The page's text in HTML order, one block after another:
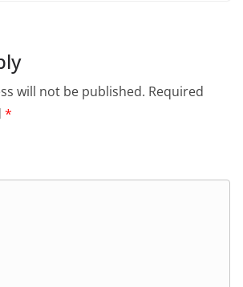
will not be published. Required
*